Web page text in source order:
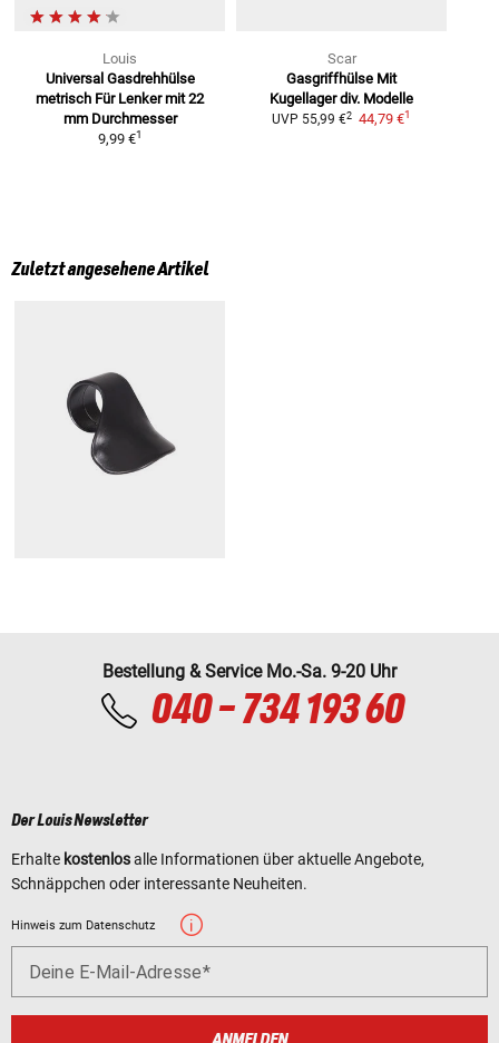
Louis
Universal Gasdrehhülse
metrisch Für Lenker mit 22
mm Durchmesser
9,99 €1
Scar
Gasgriffhülse Mit
Kugellager div. Modelle
UVP 55,99 €2 44,79 €1
Zuletzt angesehene Artikel
Bestellung & Service Mo.-Sa. 9-20 Uhr
040 - 734 193 60
Der Louis Newsletter
Erhalte kostenlosalle Informationen über aktuelle Angebote,
Schnäppchen oder interessante Neuheiten.
Hinweis zum Datenschutz
Deine E-Mail-Adresse